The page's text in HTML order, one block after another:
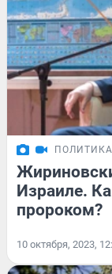
ПОЛИТИКА
Израиле.
пророком?
10 октября, 2023,